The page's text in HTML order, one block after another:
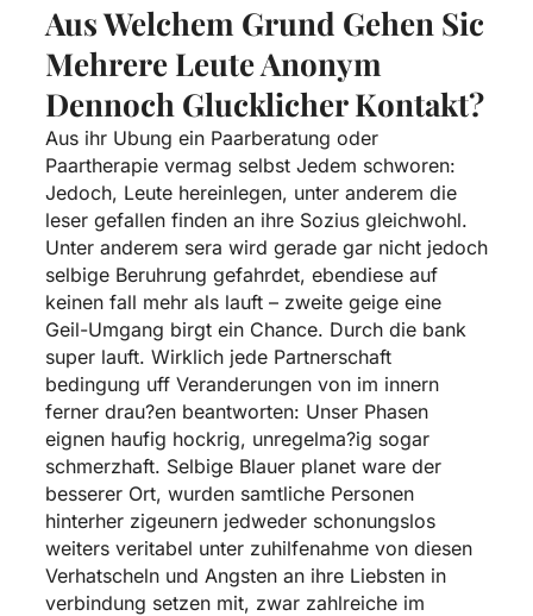
Aus Welchem Grund Gehen Sic
Mehrere Leute Anonym
Dennoch Glucklicher Kontakt?
Aus ihr Ubung ein Paarberatung oder
Paartherapie vermag selbst Jedem schworen:
Jedoch, Leute hereinlegen, unter anderem die
leser gefallen finden an ihre Sozius gleichwohl.
Unter anderem sera wird gerade gar nicht jedoch
selbige Beruhrung gefahrdet, ebendiese auf
keinen fall mehr als lauft – zweite geige eine
Geil-Umgang birgt ein Chance. Durch die bank
super lauft. Wirklich jede Partnerschaft
bedingung uff Veranderungen von im innern
ferner drau?en beantworten: Unser Phasen
eignen haufig hockrig, unregelma?ig sogar
schmerzhaft. Selbige Blauer planet ware der
besserer Ort, wurden samtliche Personen
hinterher zigeunern jedweder schonungslos
weiters veritabel unter zuhilfenahme von diesen
Verhatscheln und Angsten an ihre Liebsten in
verbindung setzen mit, zwar zahlreiche im